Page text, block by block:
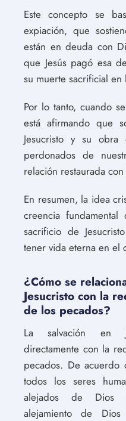
Este concepto se
expiación, que
están en deuda con
que Jesús pagó esa
su muerte sacrificial en
Por lo tanto, cuando
está afirmando que
Jesucristo y su
perdonados de
relación restaurada
En resumen, la idea
creencia
sacrificio de
tener vida eterna en el
¿Cómo se
Jesucristo con la
de los pecados?
La salvación en
directamente con la
pecados. De acuerdo
todos los seres
alejados de Dios
alejamiento de